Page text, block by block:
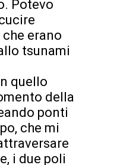
Potevo
erano
tsunami
quello
della
ponti
che mi
i due poli